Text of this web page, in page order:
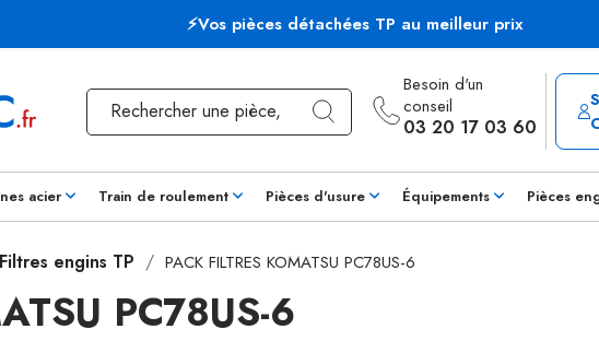
⚡Vos pièces détachées TP au meilleur prix
Besoin d'un
conseil
03 20 17 03 60
acier Train de roulement Pièces d'usure Équipements Pièces
Filtres engins TP PACK FILTRES KOMATSU PC78US-6
PC78US-6